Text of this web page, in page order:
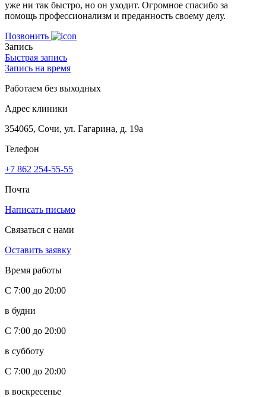
уже ни так быстро, но он уходит. Огромное спасибо за
помощь профессионализм и преданность своему делу.
Позвонить
Запись
Быстрая запись
Запись на время
Работаем без выходных
Адрес клиники
354065, Сочи, ул. Гагарина, д. 19а
Телефон
+7 862 254-55-55
Почта
Написать письмо
Связаться с нами
Оставить заявку
Время работы
С 7:00 до 20:00
в будни
С 7:00 до 20:00
в субботу
С 7:00 до 20:00
в воскресенье